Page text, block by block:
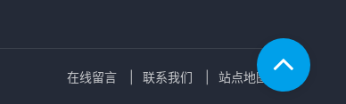
在线留言 联系我们 站点地图